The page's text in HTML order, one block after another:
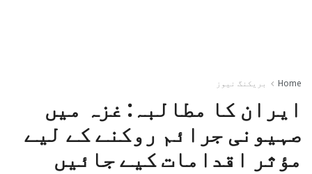
Home بریکنگ نیوز
ایران کا مطالبہ: غزہ میں
صہیونی جرائم روکنے کے لیے
مؤثر اقدامات کیے جائیں